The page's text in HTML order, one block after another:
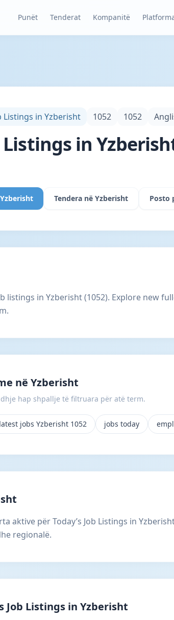
Punët Tenderat Kompanitë
Listings in Yzberisht 1052 1052
Listings in
Tendera në Yzberisht Posto
listings in Yzberisht (1052). Explore new
në Yzberisht
hap shpallje të filtruara për atë term.
latest jobs Yzberisht 1052 jobs today
aktive për Today’s Job Listings in
regionalë.
Job Listings in Yzberisht